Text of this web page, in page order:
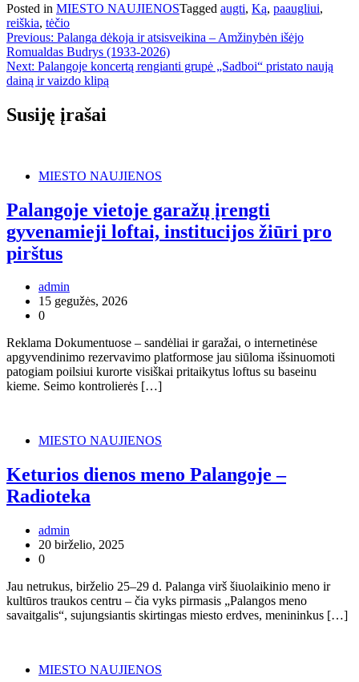
Posted in MIESTO NAUJIENOSTagged augti, Ką, paaugliui,
reiškia, tėčio
Navigacija
tarp
įrašų
Previous: Palanga dėkoja ir atsisveikina – Amžinybėn išėjo
Romualdas Budrys (1933-2026)
Next: Palangoje koncertą rengianti grupė „Sadboi“ pristato naują
dainą ir vaizdo klipą
Susiję įrašai
MIESTO NAUJIENOS
Palangoje vietoje garažų įrengti
gyvenamieji loftai, institucijos žiūri pro
pirštus
admin
15 gegužės, 2026
0
Reklama Dokumentuose – sandėliai ir garažai, o internetinėse
apgyvendinimo rezervavimo platformose jau siūloma išsinuomoti
patogiam poilsiui kurorte visiškai pritaikytus loftus su baseinu
kieme. Seimo kontrolierės […]
MIESTO NAUJIENOS
Keturios dienos meno Palangoje –
Radioteka
admin
20 birželio, 2025
0
Jau netrukus, birželio 25–29 d. Palanga virš šiuolaikinio meno ir
kultūros traukos centru – čia vyks pirmasis „Palangos meno
savaitgalis“, sujungsiantis skirtingas miesto erdves, menininkus […]
MIESTO NAUJIENOS